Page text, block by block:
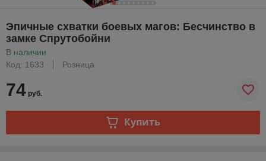
Эпичные схватки боевых магов: Бесчинство в
замке Спрутобойни
В наличии
Код: 1633
Розница
74 руб.
Купить